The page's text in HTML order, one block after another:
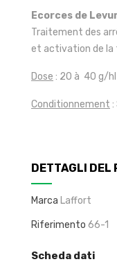
Ecorces de
Traitement des
et activation de
Dose : 20 à 40 g/
Conditionnement :
DETTAGLI DEL
Marca Laffort
Riferimento 66-1
Scheda dati